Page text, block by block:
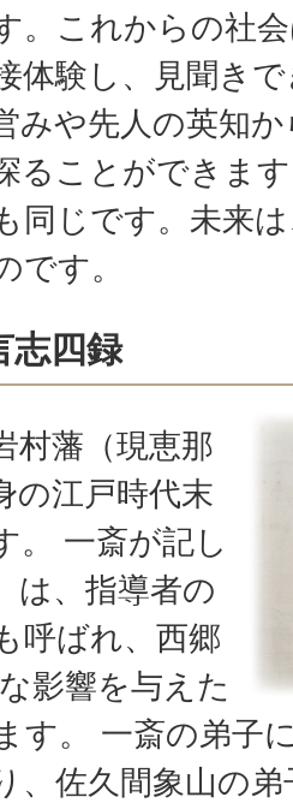
。これからの社
体験し、見聞き
みや先人の英知
ることができま
同じです。未来
です。
志四録
村藩（現恵那
の江戸時代末
。 一斎が記し
は、指導者の
呼ばれ、西郷
影響を与えた
す。 一斎の弟子
、佐久間象山の